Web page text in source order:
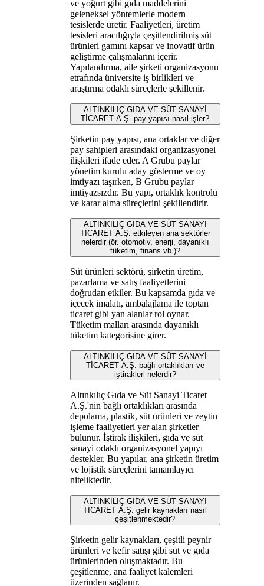
ve yoğurt gibi gıda maddelerini
geleneksel yöntemlerle modern
tesislerde üretir. Faaliyetleri, üretim
tesisleri aracılığıyla çeşitlendirilmiş süt
ürünleri gamını kapsar ve inovatif ürün
geliştirme çalışmalarını içerir.
Yapılandırma, aile şirketi organizasyonu
etrafında üniversite iş birlikleri ve
araştırma odaklı süreçlerle şekillenir.
ALTINKILIÇ GIDA VE SÜT SANAYİ
TİCARET A.Ş. pay yapısı nasıl işler?
Şirketin pay yapısı, ana ortaklar ve diğer
pay sahipleri arasındaki organizasyonel
ilişkileri ifade eder. A Grubu paylar
yönetim kurulu aday gösterme ve oy
imtiyazı taşırken, B Grubu paylar
imtiyazsızdır. Bu yapı, ortaklık kontrolü
ve karar alma süreçlerini şekillendirir.
ALTINKILIÇ GIDA VE SÜT SANAYİ
TİCARET A.Ş. etkileyen ana sektörler
nelerdir (ör. otomotiv, enerji, dayanıklı
tüketim, finans vb.)?
Süt ürünleri sektörü, şirketin üretim,
pazarlama ve satış faaliyetlerini
doğrudan etkiler. Bu kapsamda gıda ve
içecek imalatı, ambalajlama ile toptan
ticaret gibi yan alanlar rol oynar.
Tüketim malları arasında dayanıklı
tüketim kategorisine girer.
ALTINKILIÇ GIDA VE SÜT SANAYİ
TİCARET A.Ş. bağlı ortaklıkları ve
iştirakleri nelerdir?
Altınkılıç Gıda ve Süt Sanayi Ticaret
A.Ş.'nin bağlı ortaklıkları arasında
depolama, plastik, süt ürünleri ve zeytin
işleme faaliyetleri yer alan şirketler
bulunur. İştirak ilişkileri, gıda ve süt
sanayi odaklı organizasyonel yapıyı
destekler. Bu yapılar, ana şirketin üretim
ve lojistik süreçlerini tamamlayıcı
niteliktedir.
ALTINKILIÇ GIDA VE SÜT SANAYİ
TİCARET A.Ş. gelir kaynakları nasıl
çeşitlenmektedir?
Şirketin gelir kaynakları, çeşitli peynir
ürünleri ve kefir satışı gibi süt ve gıda
ürünlerinden oluşmaktadır. Bu
çeşitlenme, ana faaliyet kalemleri
üzerinden sağlanır.